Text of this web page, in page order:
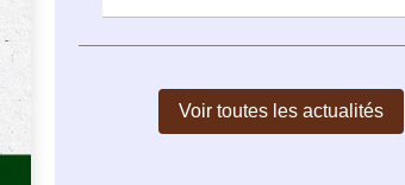
Voir toutes les actualités